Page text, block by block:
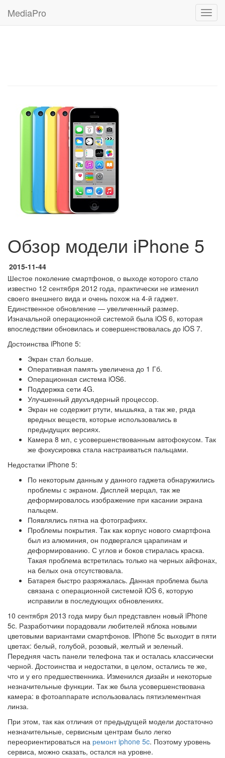
Меню
MediaPro
Обзор модели iPhone 5
2015-11-44
Шестое поколение смартфонов, о выходе которого стало
известно 12 сентября 2012 года, практически не изменил
своего внешнего вида и очень похож на 4-й гаджет.
Единственное обновление — увеличенный размер.
Изначальной операционной системой была iOS 6, которая
впоследствии обновилась и совершенствовалась до iOS 7.
Достоинства iPhone 5:
Экран стал больше.
Оперативная память увеличена до 1 Гб.
Операционная система iOS6.
Поддержка сети 4G.
Улучшенный двухъядерный процессор.
Экран не содержит ртути, мышьяка, а так же, ряда
вредных веществ, которые использовались в
предыдущих версиях.
Камера 8 мп, с усовершенствованным автофокусом. Так
же фокусировка стала настраиваться пальцами.
Недостатки iPhone 5:
По некоторым данным у данного гаджета обнаружились
проблемы с экраном. Дисплей мерцал, так же
деформировалось изображение при касании экрана
пальцем.
Появлялись пятна на фотографиях.
Проблемы покрытия. Так как корпус нового смартфона
был из алюминия, он подвергался царапинам и
деформированию. С углов и боков стиралась краска.
Такая проблема встретилась только на черных айфонах,
на белых она отсутствовала.
Батарея быстро разряжалась. Данная проблема была
связана с операционной системой iOS 6, которую
исправили в последующих обновлениях.
10 сентября 2013 года миру был представлен новый iPhone
5c. Разработчики порадовали любителей яблока новыми
цветовыми вариантами смартфонов. IPhone 5с выходит в пяти
цветах: белый, голубой, розовый, желтый и зеленый.
Передняя часть панели телефона так и осталась классически
черной. Достоинства и недостатки, в целом, остались те же,
что и у его предшественника. Изменился дизайн и некоторые
незначительные функции. Так же была усовершенствована
камера: в фотоаппарате использовалась пятиэлементная
линза.
При этом, так как отличия от предыдущей модели достаточно
незначительные, сервисным центрам было легко
переориентироваться на ремонт iphone 5c. Поэтому уровень
сервиса, можно сказать, остался на уровне.